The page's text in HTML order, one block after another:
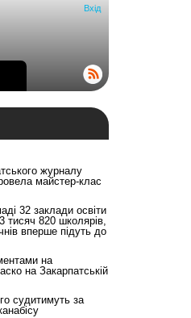
Вхід
журналу
майстер-клас
32 заклади освіти
тисяч 820 школярів,
вперше підуть до
на
на Закарпатській
судитимуть за